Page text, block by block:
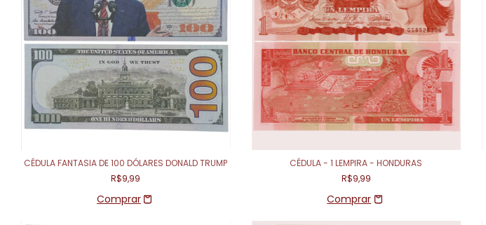
CÉDULA FANTASIA DE 100 DÓLARES DONALD TRUMP
R$9,99
CÉDULA - 1 LEMPIRA - HONDURAS
R$9,99